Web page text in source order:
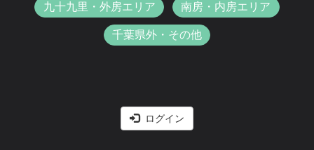
九十九里・外房エリア 南房・内房エリア
千葉県外・その他
ログイン